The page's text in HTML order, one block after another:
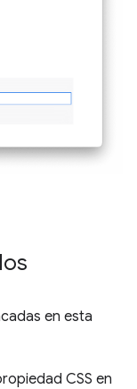
en esta
CSS en